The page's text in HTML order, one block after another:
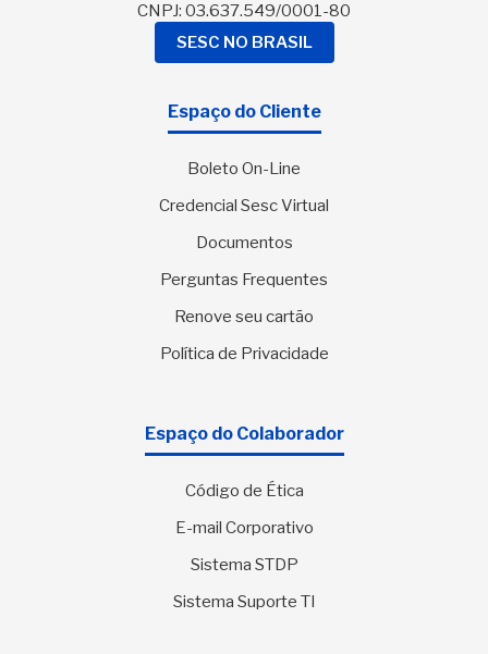
CNPJ: 03.637.549/0001-80
SESC NO BRASIL
Espaço do Cliente
Boleto On-Line
Credencial Sesc Virtual
Documentos
Perguntas Frequentes
Renove seu cartão
Política de Privacidade
Espaço do Colaborador
Código de Ética
E-mail Corporativo
Sistema STDP
Sistema Suporte TI